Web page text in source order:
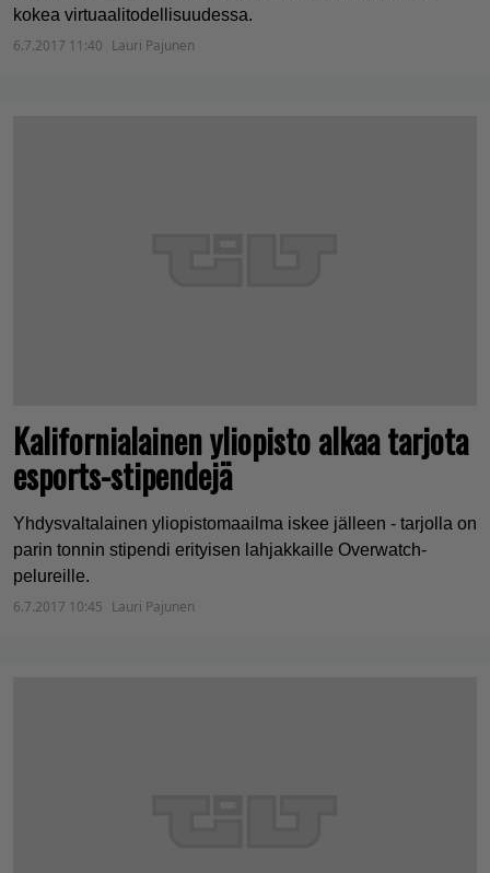
kokea virtuaalitodellisuudessa.
6.7.2017 11:40 Lauri Pajunen
Kalifornialainen yliopisto alkaa tarjota
esports-stipendejä
Yhdysvaltalainen yliopistomaailma iskee jälleen - tarjolla on
parin tonnin stipendi erityisen lahjakkaille Overwatch-
pelureille.
6.7.2017 10:45 Lauri Pajunen